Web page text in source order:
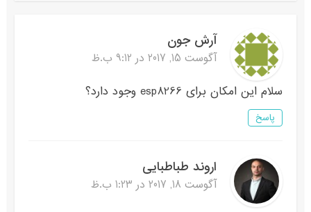
آرش جون
آگوست 15, 2017 در 9:12 ب.ظ
سلام این امکان برای esp8266 وجود دارد؟
پاسخ
اروند طباطبایی
آگوست 18, 2017 در 1:23 ب.ظ